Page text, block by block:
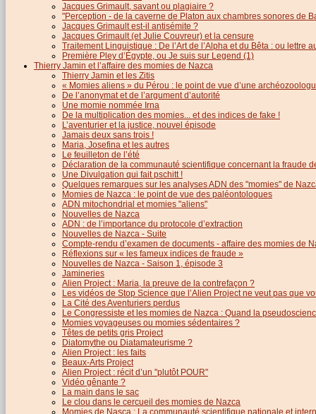
Jacques Grimault, savant ou plagiaire ?
"Perception - de la caverne de Platon aux chambres sonores de
Jacques Grimault est-il antisémite ?
Jacques Grimault (et Julie Couvreur) et la censure
Traitement Linguistique : De l’Art de l’Alpha et du Bêta : ou lettre
Première Pley d’Égypte, ou Je suis sur Legend (1)
Thierry Jamin et l’affaire des momies de Nazca
Thierry Jamin et les Zitis
« Momies aliens » du Pérou : le point de vue d’une
De l’anonymat et de l’argument d’autorité
Une momie nommée Irna
De la multiplication des momies... et des indices de fake !
L’aventurier et la justice, nouvel épisode
Jamais deux sans trois !
Maria, Josefina et les autres
Le feuilleton de l’été
Déclaration de la communauté scientifique concernant la fraude
Une Divulgation qui fait pschitt !
Quelques remarques sur les analyses ADN des "momies" de
Momies de Nazca : le point de vue des paléontologues
ADN mitochondrial et momies "aliens"
Nouvelles de Nazca
ADN : de l’importance du protocole d’extraction
Nouvelles de Nazca - Suite
Compte-rendu d’examen de documents - affaire des momies de
Réflexions sur « les fameux indices de fraude »
Nouvelles de Nazca - Saison 1, épisode 3
Jamineries
Alien Project : Maria, la preuve de la contrefaçon ?
Les vidéos de Stop Science que l’Alien Project ne veut pas que
La Cité des Aventuriers perdus
Le Congressiste et les momies de Nazca : Quand la
Momies voyageuses ou momies sédentaires ?
Têtes de petits gris Project
Diatomythe ou Diatamateurisme ?
Alien Project : les faits
Beaux-Arts Project
Alien Project : récit d’un "plutôt POUR"
Vidéo gênante ?
La main dans le sac
Le clou dans le cercueil des momies de Nazca
Momies de Nasca : La communauté scientifique nationale et